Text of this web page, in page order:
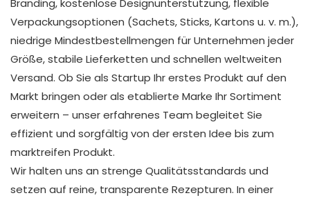
Branding, kostenlose Designunterstützung, flexible
Verpackungsoptionen (Sachets, Sticks, Kartons u. v. m.),
niedrige Mindestbestellmengen für Unternehmen jeder
Größe, stabile Lieferketten und schnellen weltweiten
Versand. Ob Sie als Startup Ihr ​​erstes Produkt auf den
Markt bringen oder als etablierte Marke Ihr Sortiment
erweitern – unser erfahrenes Team begleitet Sie
effizient und sorgfältig von der ersten Idee bis zum
marktreifen Produkt.
Wir halten uns an strenge Qualitätsstandards und
setzen auf reine, transparente Rezepturen. In einer